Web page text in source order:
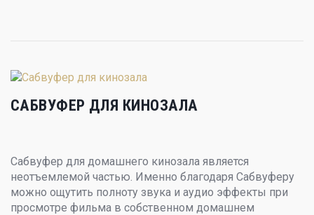
САБВУФЕР ДЛЯ КИНОЗАЛА
Сабвуфер для домашнего кинозала является
неотъемлемой частью. Именно благодаря Сабвуферу
можно ощутить полноту звука и аудио эффекты при
просмотре фильма в собственном домашнем